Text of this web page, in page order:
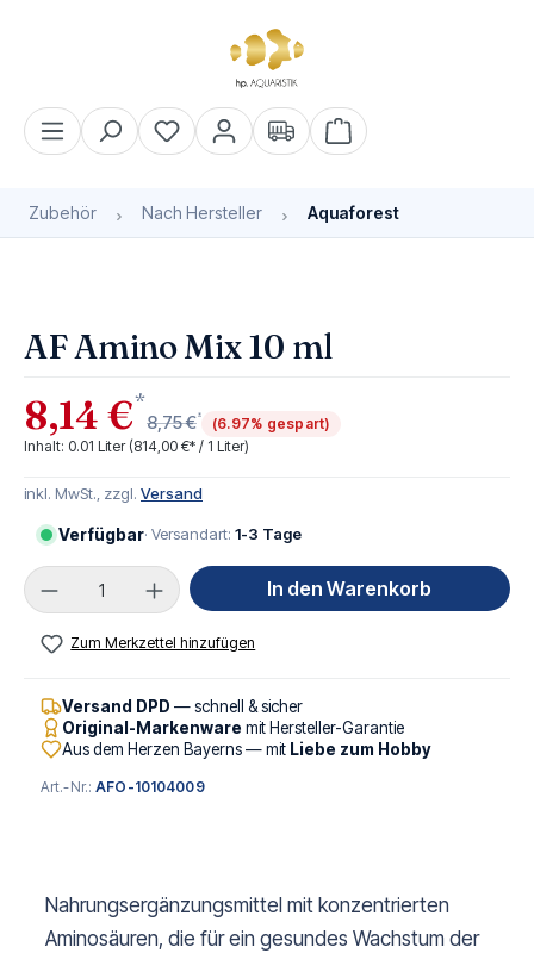
Warenkorb enthält 0
Zubehör Nach Hersteller Aquaforest
AF Amino Mix 10 ml
8,14 €*
8,75 €*
(6.97% gespart)
Inhalt: 0.01 Liter (814,00 €* / 1 Liter)
inkl. MwSt., zzgl. Versand
Verfügbar· Versandart: 1-3 Tage
Produkt Anzahl: Gib den gewünschten Wert
In den Warenkorb
Zum Merkzettel hinzufügen
Versand DPD — schnell & sicher
Original-Markenware mit Hersteller-Garantie
Aus dem Herzen Bayerns — mit Liebe zum Hobby
Art.-Nr.:AFO-10104009
Nahrungsergänzungsmittel mit konzentrierten
Aminosäuren, die für ein gesundes Wachstum der